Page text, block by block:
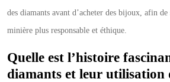
des diamants avant d’acheter des bijoux, afin
minière plus responsable et éthique.
Quelle est l’histoire
diamants et leur utilisation